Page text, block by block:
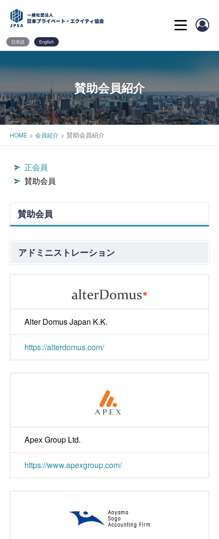
content
日本語 English
賛助会員紹介
HOME > 会員紹介 > 賛助会員紹介
正会員
賛助会員
賛助会員
アドミニストレーション
Alter Domus Japan K.K.
https://alterdomus.com/
Apex Group Ltd.
https://www.apexgroup.com/